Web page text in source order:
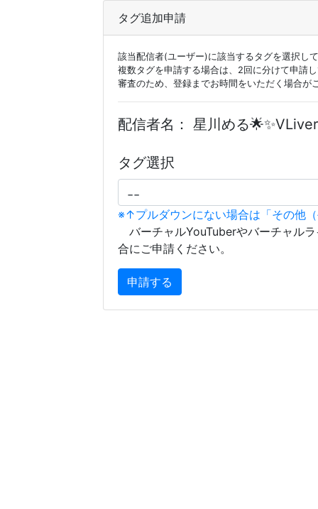
タグ追加申請
該当配信者(ユーザー)に該当するタグを選択し
複数タグを申請する場合は、2回に分けて申請
審査のため、登録までお時間をいただく場合が
配信者名： 星川める🌟✨VLiver
タグ選択
※↑プルダウンにない場合は「その他
バーチャルYouTuberやバーチャル
合にご申請ください。
申請する